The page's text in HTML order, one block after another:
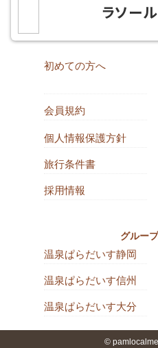
ラソー
初めての方へ
会員規約
個人情報保護方針
旅行条件書
採用情報
グルー
温泉ぱらだいす静岡
温泉ぱらだいす信州
温泉ぱらだいす大分
©